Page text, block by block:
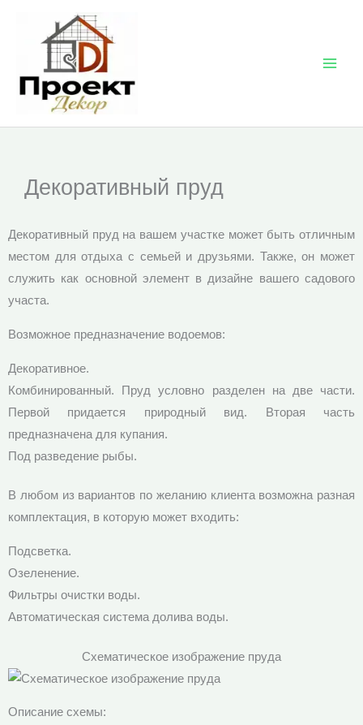
содержимому
Декоративный пруд
Декоративный пруд на вашем участке может быть отличным
местом для отдыха с семьей и друзьями. Также, он может
служить как основной элемент в дизайне вашего садового
участа.
Возможное предназначение водоемов:
Декоративное.
Комбинированный. Пруд условно разделен на две части.
Первой придается природный вид. Вторая часть
предназначена для купания.
Под разведение рыбы.
В любом из вариантов по желанию клиента возможна разная
комплектация, в которую может входить:
Подсветка.
Озеленение.
Фильтры очистки воды.
Автоматическая система долива воды.
Схематическое изображение пруда
Описание схемы: